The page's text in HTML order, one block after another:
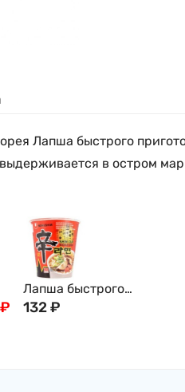
Лапша быстрого
в остром
₽
Лапша быстрого
приготовления Нонгшим
132₽